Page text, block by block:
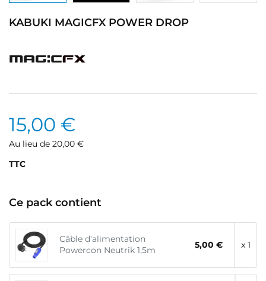
KABUKI MAGICFX POWER DROP
15,00 €
Au lieu de 20,00 €
TTC
Ce pack contient
Câble d'alimentation
Powercon Neutrik 1,5m
5,00 € x 1